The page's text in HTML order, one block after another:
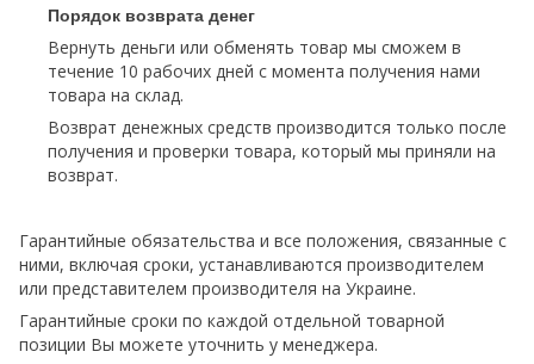
Порядок возврата денег
Вернуть деньги или обменять товар мы сможем в
течение 10 рабочих дней с момента получения нами
товара на склад.
Возврат денежных средств производится только после
получения и проверки товара, который мы приняли на
возврат.
Гарантийные обязательства и все положения, связанные с
ними, включая сроки, устанавливаются производителем
или представителем производителя на Украине.
Гарантийные сроки по каждой отдельной товарной
позиции Вы можете уточнить у менеджера.